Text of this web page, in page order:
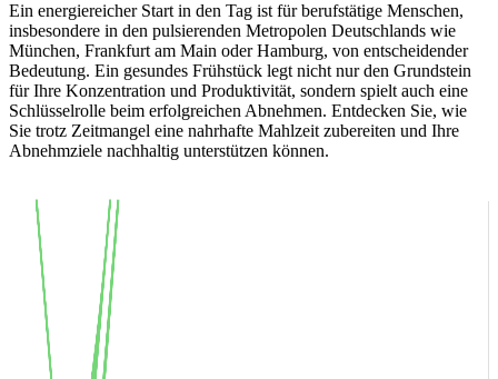
Ein energiereicher Start in den Tag ist für berufstätige Menschen,
insbesondere in den pulsierenden Metropolen Deutschlands wie
München, Frankfurt am Main oder Hamburg, von entscheidender
Bedeutung. Ein gesundes Frühstück legt nicht nur den Grundstein
für Ihre Konzentration und Produktivität, sondern spielt auch eine
Schlüsselrolle beim erfolgreichen Abnehmen. Entdecken Sie, wie
Sie trotz Zeitmangel eine nahrhafte Mahlzeit zubereiten und Ihre
Abnehmziele nachhaltig unterstützen können.